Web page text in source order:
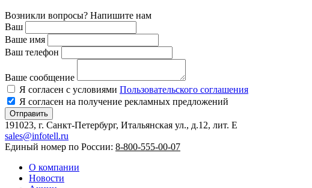
Возникли вопросы? Напишите нам
Ваш
Ваше имя
Ваш телефон
Ваше сообщение
Я согласен с условиями Пользовательского соглашения
Я согласен на получение рекламных предложений
Отправить
191023, г. Санкт-Петербург, Итальянская ул., д.12, лит. E
sales@infotell.ru
Единый номер по России: 8-800-555-00-07
О компании
Новости